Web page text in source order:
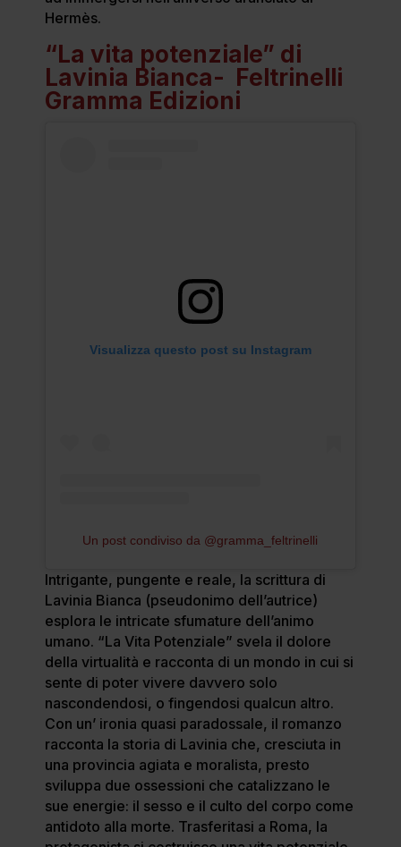
Hermès.
“La vita potenziale” di
Lavinia Bianca- Feltrinelli
Gramma Edizioni
Visualizza questo post su Instagram
Un post condiviso da @gramma_feltrinelli
Intrigante, pungente e reale, la scrittura di
Lavinia Bianca (pseudonimo dell’autrice)
esplora le intricate sfumature dell’animo
umano. “La Vita Potenziale” svela il dolore
della virtualità e racconta di un mondo in cui si
sente di poter vivere davvero solo
nascondendosi, o fingendosi qualcun altro.
Con un’ ironia quasi paradossale, il romanzo
racconta la storia di Lavinia che, cresciuta in
una provincia agiata e moralista, presto
sviluppa due ossessioni che catalizzano le
sue energie: il sesso e il culto del corpo come
antidoto alla morte. Trasferitasi a Roma, la